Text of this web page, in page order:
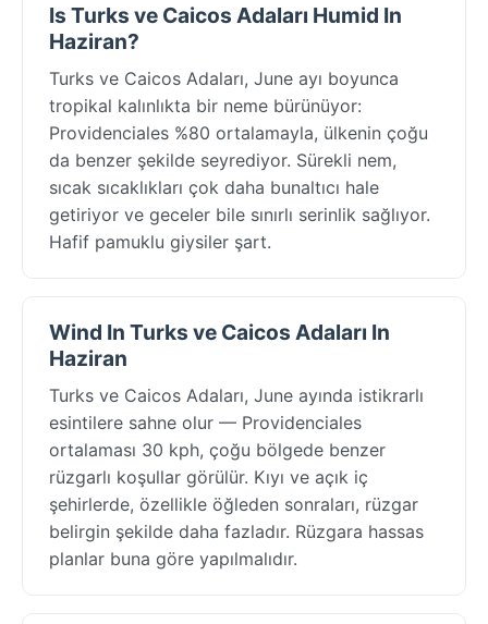
Is Turks ve Caicos Adaları Humid In
Haziran?
Turks ve Caicos Adaları, June ayı boyunca
tropikal kalınlıkta bir neme bürünüyor:
Providenciales %80 ortalamayla, ülkenin çoğu
da benzer şekilde seyrediyor. Sürekli nem,
sıcak sıcaklıkları çok daha bunaltıcı hale
getiriyor ve geceler bile sınırlı serinlik sağlıyor.
Hafif pamuklu giysiler şart.
Wind In Turks ve Caicos Adaları In
Haziran
Turks ve Caicos Adaları, June ayında istikrarlı
esintilere sahne olur — Providenciales
ortalaması 30 kph, çoğu bölgede benzer
rüzgarlı koşullar görülür. Kıyı ve açık iç
şehirlerde, özellikle öğleden sonraları, rüzgar
belirgin şekilde daha fazladır. Rüzgara hassas
planlar buna göre yapılmalıdır.